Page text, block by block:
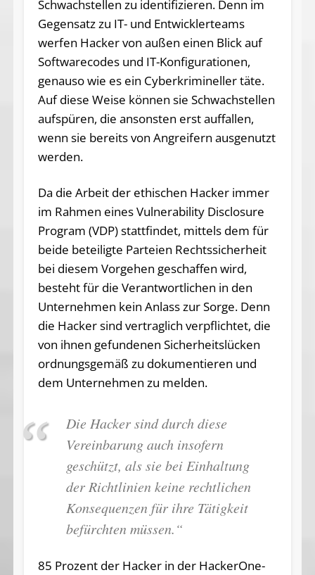
Schwachstellen zu identifizieren. Denn im
Gegensatz zu IT- und Entwicklerteams
werfen Hacker von außen einen Blick auf
Softwarecodes und IT-Konfigurationen,
genauso wie es ein Cyberkrimineller täte.
Auf diese Weise können sie Schwachstellen
aufspüren, die ansonsten erst auffallen,
wenn sie bereits von Angreifern ausgenutzt
werden.
Da die Arbeit der ethischen Hacker immer
im Rahmen eines Vulnerability Disclosure
Program (VDP) stattfindet, mittels dem für
beide beteiligte Parteien Rechtssicherheit
bei diesem Vorgehen geschaffen wird,
besteht für die Verantwortlichen in den
Unternehmen kein Anlass zur Sorge. Denn
die Hacker sind vertraglich verpflichtet, die
von ihnen gefundenen Sicherheitslücken
ordnungsgemäß zu dokumentieren und
dem Unternehmen zu melden.
Die Hacker sind durch diese
Vereinbarung auch insofern
geschützt, als sie bei Einhaltung
der Richtlinien keine rechtlichen
Konsequenzen für ihre Tätigkeit
befürchten müssen.“
85 Prozent der Hacker in der HackerOne-